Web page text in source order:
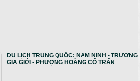
DU LỊCH TRUNG QUỐC: NAM NINH - TRƯƠNG
GIA GIỚI - PHƯỢNG HOÀNG CỔ TRẤN